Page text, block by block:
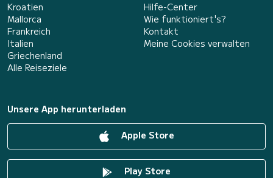
Kroatien
Mallorca
Frankreich
Italien
Griechenland
Alle Reiseziele
Hilfe-Center
Wie funktioniert's?
Kontakt
Meine Cookies verwalten
Unsere App herunterladen
Apple Store
Play Store